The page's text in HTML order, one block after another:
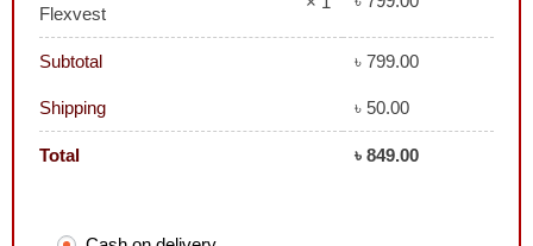
Flexvest
Subtotal ৳ 799.00
Shipping ৳ 50.00
Total ৳ 849.00